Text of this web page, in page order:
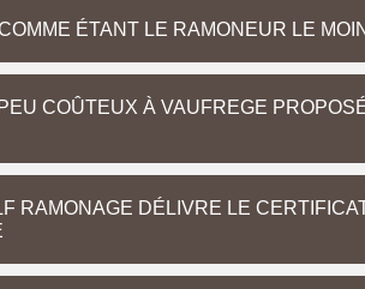
ÉTANT LE RAMONEUR LE
COÛTEUX À VAUFREGE
RAMONAGE DÉLIVRE LE